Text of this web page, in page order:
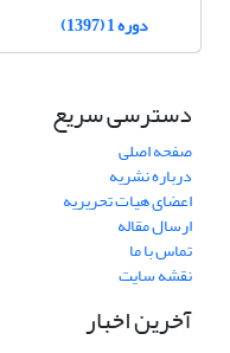
دوره 1 (1397)
دسترسی سریع
صفحه اصلی
درباره نشریه
اعضای هیات تحریریه
ارسال مقاله
تماس با ما
نقشه سایت
آخرین اخبار